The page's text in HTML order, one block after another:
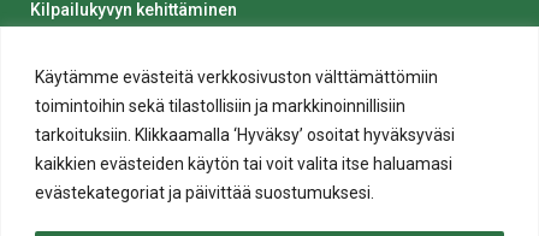
Käytämme evästeitä verkkosivuston välttämättömiin
toimintoihin sekä tilastollisiin ja markkinoinnillisiin
tarkoituksiin. Klikkaamalla ‘Hyväksy’ osoitat hyväksyväsi
kaikkien evästeiden käytön tai voit valita itse haluamasi
evästekategoriat ja päivittää suostumuksesi.
Kilpailukyvyn kehittäminen